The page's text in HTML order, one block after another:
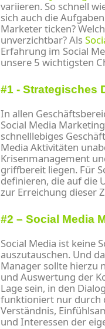
variieren. So schnell
sich auch die
Marketer ticken?
unverzichtbar? Als
Erfahrung im Social
unsere 5 wichtigsten
#1 - Strategisches
In allen
Social Media
schnelllebiges
Media Aktivitäten
Krisenmanagement
griffbereit liegen. Für
definieren, die auf die
zur Erreichung dieser
#2 – Social Media
Social Media ist keine
auszutauschen. Und
Manager sollte hierzu
und Auswertung der
Lage sein, in den
funktioniert nur durch
Verständnis,
und Interessen der